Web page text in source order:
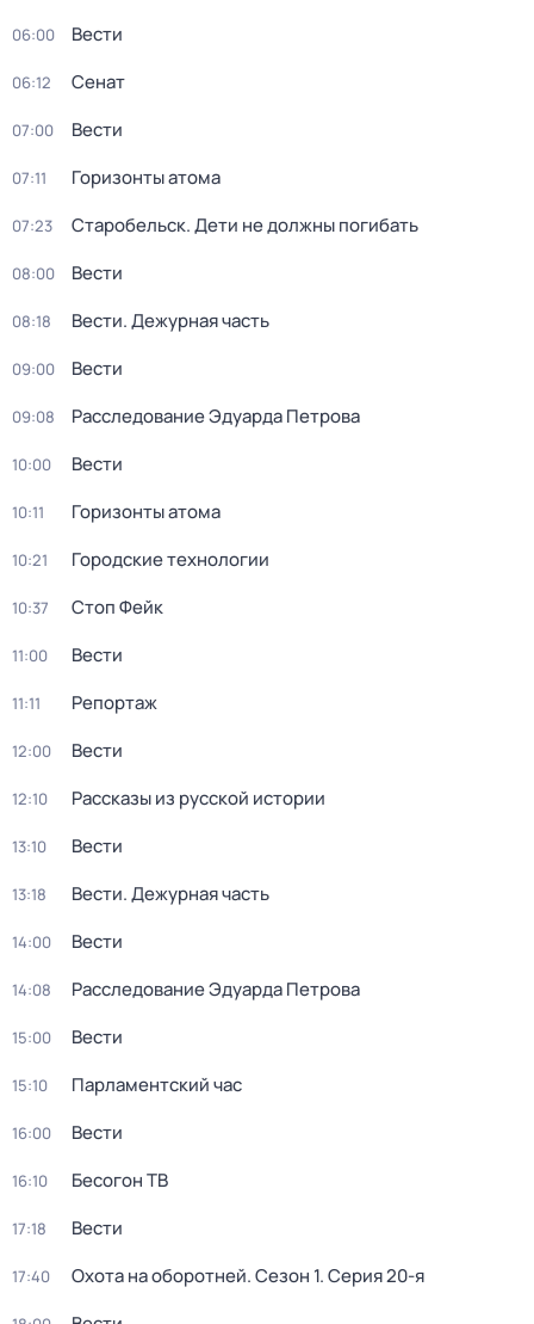
06:00 Вести
06:12 Сенат
07:00 Вести
07:11 Горизонты атома
07:23 Старобельск. Дети не должны погибать
08:00 Вести
08:18 Вести. Дежурная часть
09:00 Вести
09:08 Расследование Эдуарда Петрова
10:00 Вести
10:11 Горизонты атома
10:21 Городские технологии
10:37 Стоп Фейк
11:00 Вести
11:11 Репортаж
12:00 Вести
12:10 Рассказы из русской истории
13:10 Вести
13:18 Вести. Дежурная часть
14:00 Вести
14:08 Расследование Эдуарда Петрова
15:00 Вести
15:10 Парламентский час
16:00 Вести
16:10 Бесогон ТВ
17:18 Вести
17:40 Охота на оборотней. Сезон 1. Серия 20-я